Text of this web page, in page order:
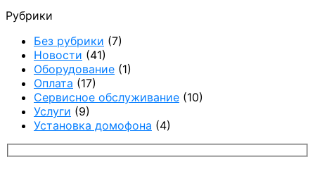
Рубрики
Без рубрики (7)
Новости (41)
Оборудование (1)
Оплата (17)
Сервисное обслуживание (10)
Услуги (9)
Установка домофона (4)